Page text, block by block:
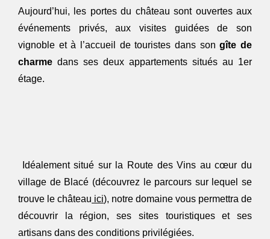
Aujourd’hui, les portes du château sont ouvertes aux
événements privés, aux visites guidées de son
vignoble et à l’accueil de touristes dans songîte de
charme dans ses deux appartements situés au 1er
étage.
Idéalement situé sur la Route des Vins au cœur du
village de Blacé (découvrez le parcours sur lequel se
trouve le château ici), notre domaine vous permettra de
découvrir la région, ses sites touristiques et ses
artisans dans des conditions privilégiées.